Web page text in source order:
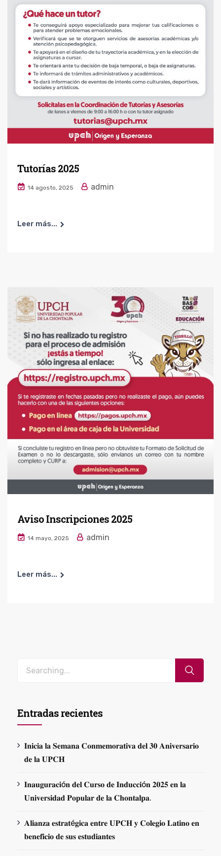
Tutorías 2025
14 agosto, 2025 admin
Leer más...
Aviso Inscripciones 2025
14 mayo, 2025 admin
Leer más...
Entradas recientes
𝐈𝐧𝐢𝐜𝐢𝐚 𝐥𝐚 𝐒𝐞𝐦𝐚𝐧𝐚 𝐂𝐨𝐧𝐦𝐞𝐦𝐨𝐫𝐚𝐭𝐢𝐯𝐚 𝐝𝐞𝐥 𝟑𝟎 𝐀𝐧𝐢𝐯𝐞𝐫𝐬𝐚𝐫𝐢𝐨
𝐝𝐞 𝐥𝐚 𝐔𝐏𝐂𝐇
𝐈𝐧𝐚𝐮𝐠𝐮𝐫𝐚𝐜𝐢ó𝐧 𝐝𝐞𝐥 𝐂𝐮𝐫𝐬𝐨 𝐝𝐞 𝐈𝐧𝐝𝐮𝐜𝐜𝐢ó𝐧 𝟐𝟎𝟐𝟓 𝐞𝐧 𝐥𝐚
𝐔𝐧𝐢𝐯𝐞𝐫𝐬𝐢𝐝𝐚𝐝 𝐏𝐨𝐩𝐮𝐥𝐚𝐫 𝐝𝐞 𝐥𝐚 𝐂𝐡𝐨𝐧𝐭𝐚𝐥𝐩𝐚.
𝐀𝐥𝐢𝐚𝐧𝐳𝐚 𝐞𝐬𝐭𝐫𝐚𝐭é𝐠𝐢𝐜𝐚 𝐞𝐧𝐭𝐫𝐞 𝐔𝐏𝐂𝐇 𝐲 𝐂𝐨𝐥𝐞𝐠𝐢𝐨 𝐋𝐚𝐭𝐢𝐧𝐨 𝐞𝐧
𝐛𝐞𝐧𝐞𝐟𝐢𝐜𝐢𝐨 𝐝𝐞 𝐬𝐮𝐬 𝐞𝐬𝐭𝐮𝐝𝐢𝐚𝐧𝐭𝐞𝐬